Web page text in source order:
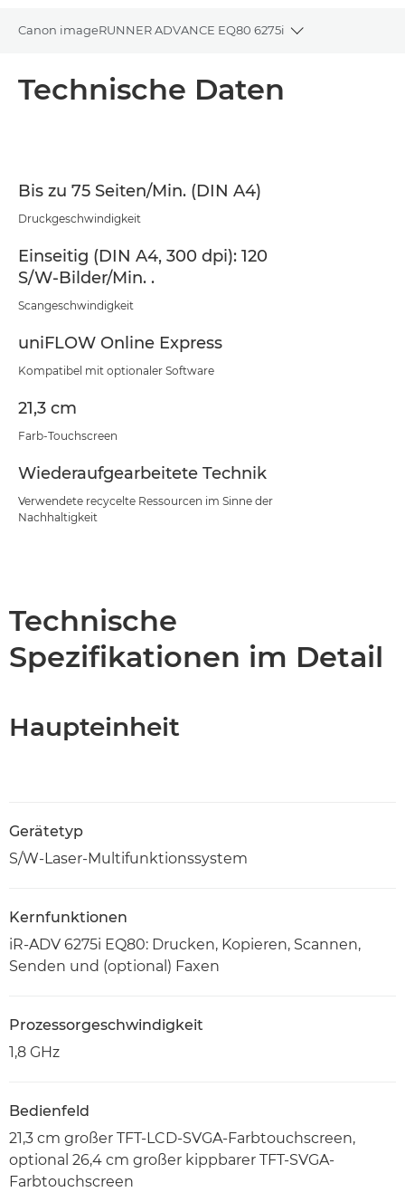
Canon imageRUNNER ADVANCE EQ80 6275i
Toggle
Technische Daten
Bis zu 75 Seiten/Min. (DIN A4)
Druckgeschwindigkeit
Einseitig (DIN A4, 300 dpi): 120
S/W-Bilder/Min. .
Scangeschwindigkeit
uniFLOW Online Express
Kompatibel mit optionaler Software
21,3 cm
Farb-Touchscreen
Wiederaufgearbeitete Technik
Verwendete recycelte Ressourcen im Sinne der
Nachhaltigkeit
Technische
Spezifikationen im Detail
Haupteinheit
Gerätetyp
S/W-Laser-Multifunktionssystem
Kernfunktionen
iR-ADV 6275i EQ80: Drucken, Kopieren, Scannen,
Senden und (optional) Faxen
Prozessorgeschwindigkeit
1,8 GHz
Bedienfeld
21,3 cm großer TFT-LCD-SVGA-Farbtouchscreen,
optional 26,4 cm großer kippbarer TFT-SVGA-
Farbtouchscreen